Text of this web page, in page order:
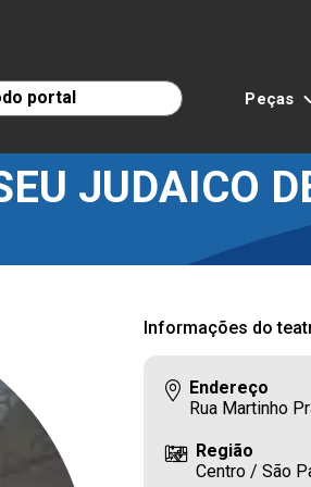
Peças
JUDAICO
Informações do
Endereço
Rua Martinho
Região
Centro / São